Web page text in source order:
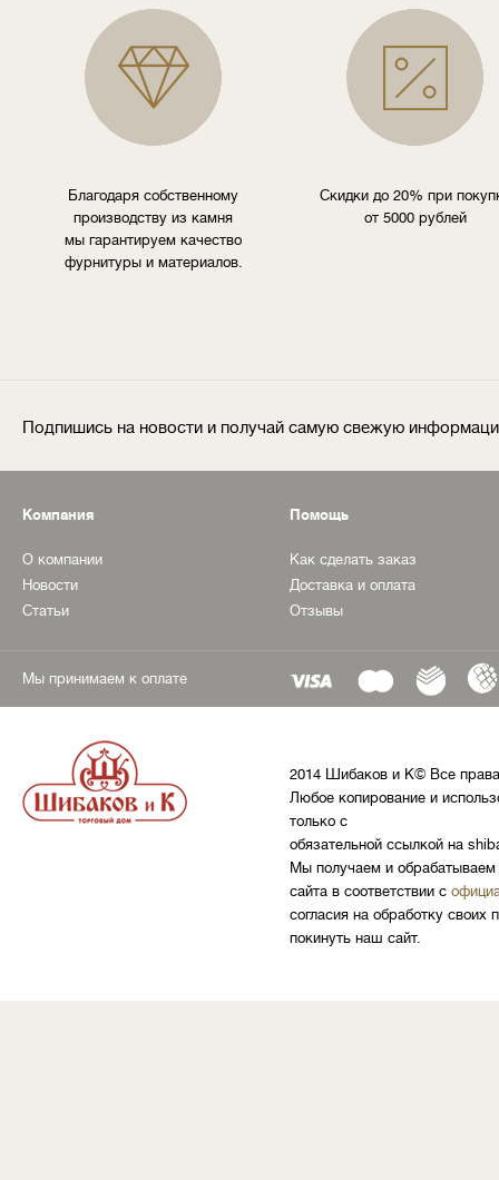
Благодаря собственному
производству из камня
мы гарантируем качество
фурнитуры и материалов.
Скидки до 20% при
от 5000 рублей
Подпишись на новости и получай самую свежую
Компания
О компании
Новости
Статьи
Помощь
Как сделать заказ
Доставка и оплата
Отзывы
Мы принимаем к оплате
2014 Шибаков и К© Все
Любое копирование и
только с
обязательной ссылкой на
Мы получаем и обрабатываем
сайта в соответствии с
согласия на обработку
покинуть наш сайт.